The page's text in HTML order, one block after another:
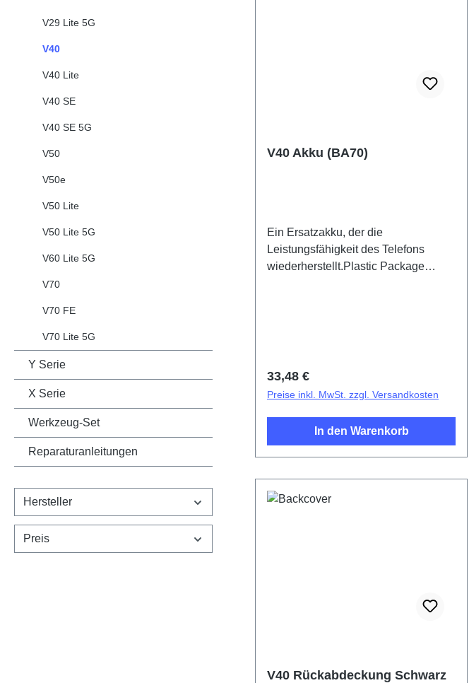
V29 Lite 5G
V40
V40 Lite
V40 SE
V40 SE 5G
V50
V50e
V50 Lite
V50 Lite 5G
V60 Lite 5G
V70
V70 FE
V70 Lite 5G
Y Serie
X Serie
Werkzeug-Set
Reparaturanleitungen
Hersteller
Preis
V40 Akku (BA70)
Ein Ersatzakku, der die
Leistungsfähigkeit des Telefons
wiederherstellt.Plastic Package
Regulärer Preis:
33,48 €
Preise inkl. MwSt. zzgl. Versandkosten
In den Warenkorb
V40 Rückabdeckung Schwarz